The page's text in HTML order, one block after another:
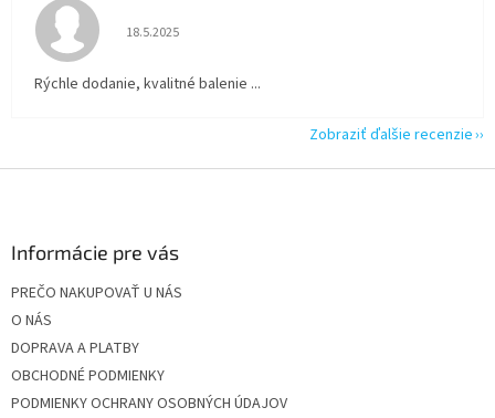
Hodnotenie obchodu je 5 z 5 hviezdičiek.
18.5.2025
Rýchle dodanie, kvalitné balenie ...
Zobraziť ďalšie recenzie
Informácie pre vás
PREČO NAKUPOVAŤ U NÁS
O NÁS
DOPRAVA A PLATBY
OBCHODNÉ PODMIENKY
PODMIENKY OCHRANY OSOBNÝCH ÚDAJOV